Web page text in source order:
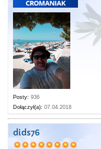
Posty: 936
Dołączył(a): 07.04.2018
dids76